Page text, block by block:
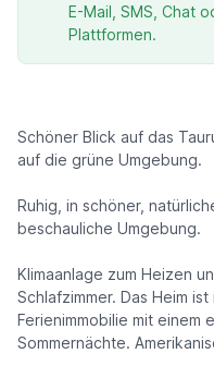
E-Mail, SMS, Chat
Plattformen.
Schöner Blick auf das
auf die grüne Umgebung.
Ruhig, in schöner,
beschauliche Umgebung.
Klimaanlage zum Heizen
Schlafzimmer. Das Heim
Ferienimmobilie mit einem
Sommernächte.